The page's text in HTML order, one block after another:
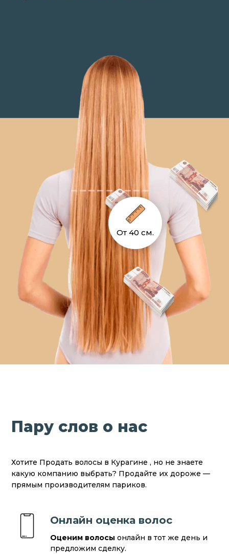
От 40 см.
Пару слов о нас
Хотите Продать волосы в Курагине , но не знаете
какую компанию выбрать? Продайте их дороже —
прямым производителям париков.
Онлайн оценка волос
Оценим волосы онлайн в тот же день и
предложим сделку.